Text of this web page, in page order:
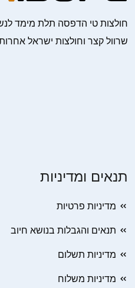
חולצות טי הדפסה תלת מימד
שרוול קצר וחולצות ישראל
תנאים ומדיניות
מדיניות פרטיות
תנאים והגבלות בנושא חיוב
מדיניות תשלום
מדיניות משלוח